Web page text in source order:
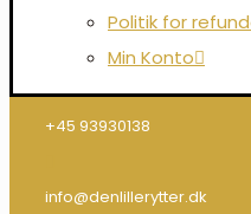
Politik for
Min Konto
+45 93930138
info@denlillerytter.dk